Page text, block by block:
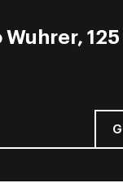
125